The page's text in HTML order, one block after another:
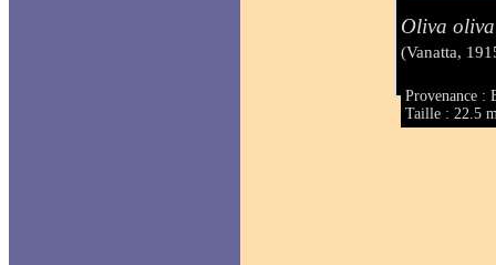
Oliva
(Vanatta,
Provenance :
Taille : 22.5